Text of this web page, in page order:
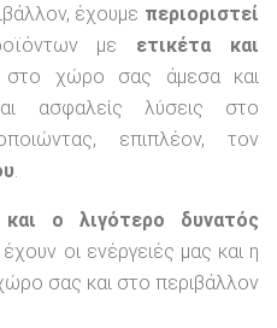
έχουμε περιοριστεί
με ετικέτα και
στο χώρο σας άμεσα και
ασφαλείς λύσεις στο
επιπλέον, τον
.
και ο λιγότερο δυνατός
οι ενέργειές μας και η
σας και στο περιβάλλον